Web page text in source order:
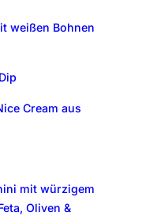
weißen Bohnen
Cream aus
mit würzigem
Oliven &